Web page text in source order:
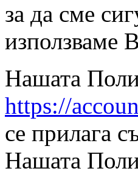
за да сме
използваме
Нашата
https://
се прилага
Нашата